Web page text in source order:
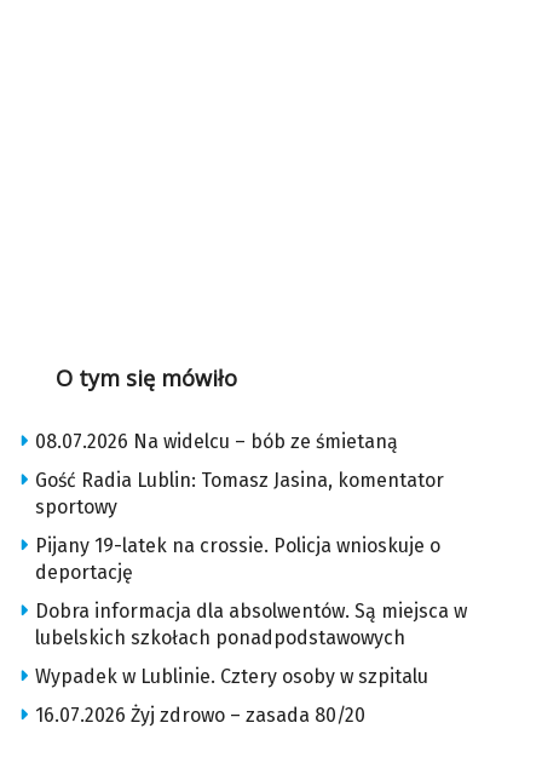
O tym się mówiło
08.07.2026 Na widelcu – bób ze śmietaną
Gość Radia Lublin: Tomasz Jasina, komentator
sportowy
Pijany 19-latek na crossie. Policja wnioskuje o
deportację
Dobra informacja dla absolwentów. Są miejsca w
lubelskich szkołach ponadpodstawowych
Wypadek w Lublinie. Cztery osoby w szpitalu
16.07.2026 Żyj zdrowo – zasada 80/20